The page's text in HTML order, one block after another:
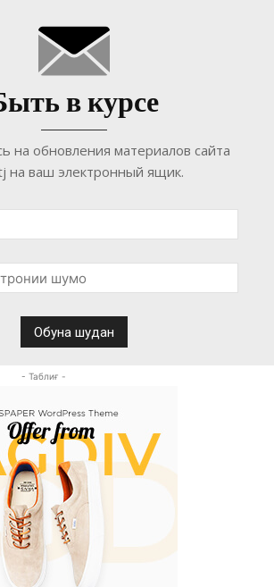
в курсе
на обновления материалов сайта
на ваш электронный ящик.
- Таблиғ -